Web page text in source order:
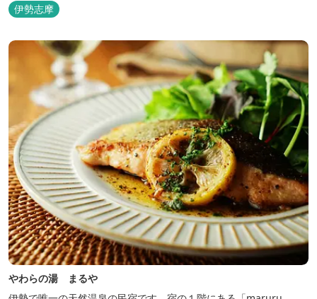
伊勢志摩
やわらの湯 まるや